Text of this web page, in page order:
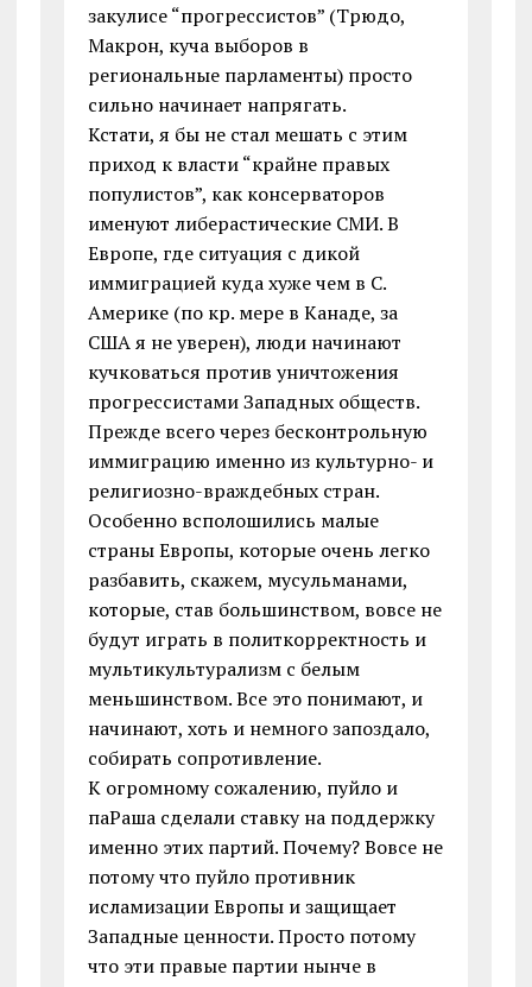
закулисе “прогрессистов” (Трюдо,
Макрон, куча выборов в
региональные парламенты) просто
сильно начинает напрягать.
Кстати, я бы не стал мешать с этим
приход к власти “крайне правых
популистов”, как консерваторов
именуют либерастические СМИ. В
Европе, где ситуация с дикой
иммиграцией куда хуже чем в С.
Америке (по кр. мере в Канаде, за
США я не уверен), люди начинают
кучковаться против уничтожения
прогрессистами Западных обществ.
Прежде всего через бесконтрольную
иммиграцию именно из культурно- и
религиозно-враждебных стран.
Особенно всполошились малые
страны Европы, которые очень легко
разбавить, скажем, мусульманами,
которые, став большинством, вовсе не
будут играть в политкорректность и
мультикультурализм с белым
меньшинством. Все это понимают, и
начинают, хоть и немного запоздало,
собирать сопротивление.
К огромному сожалению, пуйло и
паРаша сделали ставку на поддержку
именно этих партий. Почему? Вовсе не
потому что пуйло противник
исламизации Европы и защищает
Западные ценности. Просто потому
что эти правые партии нынче в